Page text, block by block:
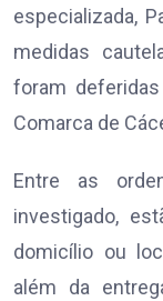
especializada,
medidas
foram
Comarca de
Entre as
investigado,
domicílio ou
além da